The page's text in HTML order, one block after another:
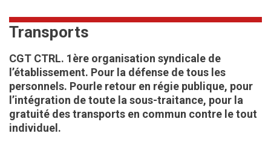
Transports
CGT CTRL. 1ère organisation syndicale de
l’établissement. Pour la défense de tous les
personnels. Pourle retour en régie publique, pour
l’intégration de toute la sous-traitance, pour la
gratuité des transports en commun contre le tout
individuel.